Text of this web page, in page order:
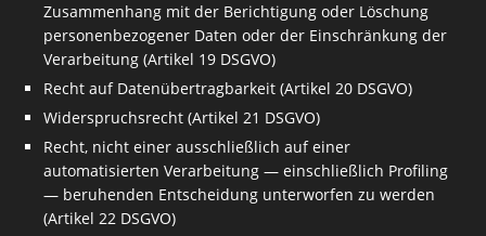
Zusammenhang mit der Berichtigung oder Löschung
personenbezogener Daten oder der Einschränkung der
Verarbeitung (Artikel 19 DSGVO)
Recht auf Datenübertragbarkeit (Artikel 20 DSGVO)
Widerspruchsrecht (Artikel 21 DSGVO)
Recht, nicht einer ausschließlich auf einer
automatisierten Verarbeitung — einschließlich Profiling
— beruhenden Entscheidung unterworfen zu werden
(Artikel 22 DSGVO)